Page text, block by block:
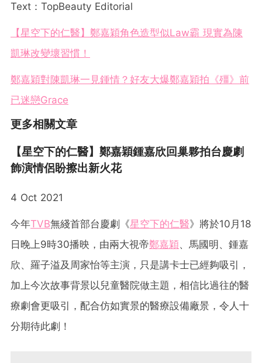
Text：TopBeauty Editorial
【星空下的仁醫】鄭嘉穎角色造型似Law霸 現實為陳
凱琳改變壞習慣！
鄭嘉穎對陳凱琳一見鍾情？好友大爆鄭嘉穎拍《殭》前
已迷戀Grace
更多相關文章
【星空下的仁醫】鄭嘉穎鍾嘉欣回巢夥拍台慶劇
飾演情侶盼擦出新火花
4 Oct 2021
今年TVB無綫首部台慶劇《星空下的仁醫》將於10月18
日晚上9時30播映，由兩大視帝鄭嘉穎、馬國明、鍾嘉
欣、羅子溢及周家怡等主演，只是講卡士已經夠吸引，
加上今次故事背景以兒童醫院做主題，相信比過往的醫
療劇會更吸引，配合仿如實景的醫療設備廠景，令人十
分期待此劇！